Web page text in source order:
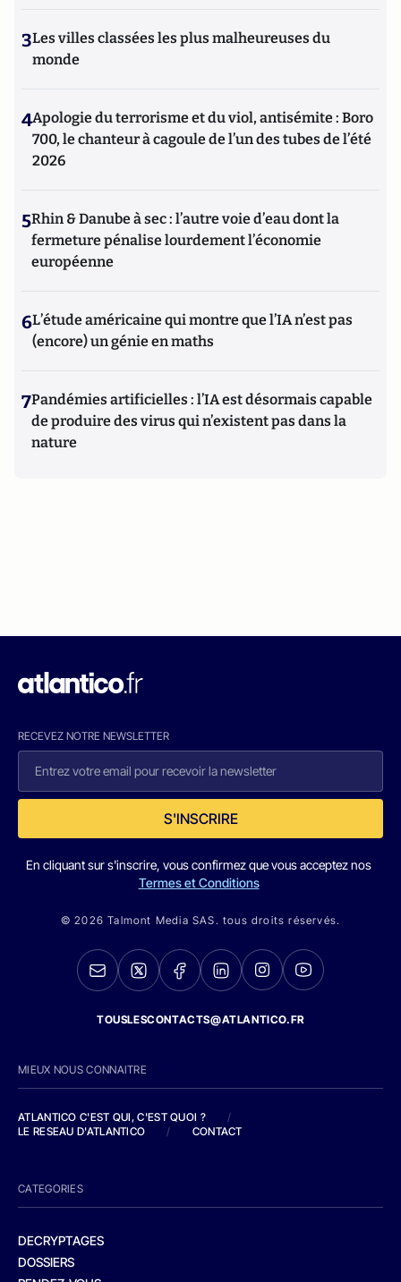
3Les villes classées les plus malheureuses du
monde
4Apologie du terrorisme et du viol, antisémite : Boro
700, le chanteur à cagoule de l’un des tubes de l’été
2026
5Rhin & Danube à sec : l’autre voie d’eau dont la
fermeture pénalise lourdement l’économie
européenne
6L’étude américaine qui montre que l’IA n’est pas
(encore) un génie en maths
7Pandémies artificielles : l’IA est désormais capable
de produire des virus qui n’existent pas dans la
nature
RECEVEZ NOTRE NEWSLETTER
S'INSCRIRE
En cliquant sur s'inscrire, vous confirmez que vous acceptez nos
Termes et Conditions
© 2026 Talmont Media SAS. tous droits réservés.
TOUSLESCONTACTS@ATLANTICO.FR
MIEUX NOUS CONNAITRE
ATLANTICO C'EST QUI, C'EST QUOI ?
/
LE RESEAU D'ATLANTICO
/ CONTACT
CATEGORIES
DECRYPTAGES
DOSSIERS